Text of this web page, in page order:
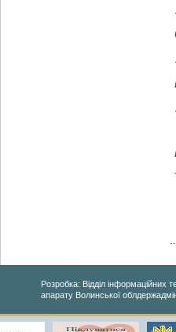
Розробка: Відділ інформаційних
апарату Волинської